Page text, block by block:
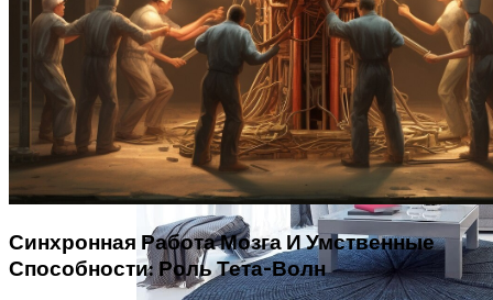
Врач Денисова Сообщила, Что
Избыточное Употребление Кофе И
Жирной Пищи Приводит К
Тромбообразованию
Исследователи Выявили Механизм
Аллергического Зуда И Показали, Что
Его Можно Заблокировать
Синхронная Работа Мозга И Умственные
Способности: Роль Тета-Волн